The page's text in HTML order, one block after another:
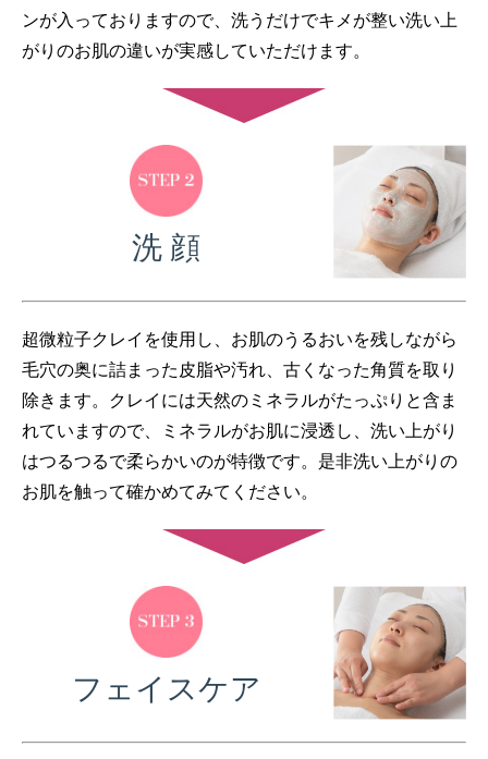
ンが入っておりますので、洗うだけでキメが整い洗い上
がりのお肌の違いが実感していただけます。
洗 顔
超微粒子クレイを使用し、お肌のうるおいを残しながら
毛穴の奥に詰まった皮脂や汚れ、古くなった角質を取り
除きます。クレイには天然のミネラルがたっぷりと含ま
れていますので、ミネラルがお肌に浸透し、洗い上がり
はつるつるで柔らかいのが特徴です。是非洗い上がりの
お肌を触って確かめてみてください。
フェイスケア